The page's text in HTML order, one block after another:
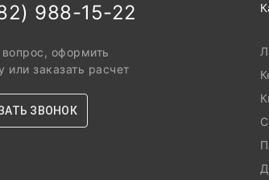
988-15-22
вопрос, оформить
или заказать расчет
ЗВОНОК